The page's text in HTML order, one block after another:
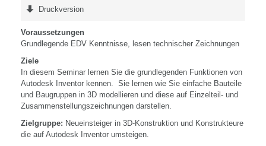
Druckversion
Voraussetzungen
Grundlegende EDV Kenntnisse, lesen technischer Zeichnungen
Ziele
In diesem Seminar lernen Sie die grundlegenden Funktionen von
Autodesk Inventor kennen. Sie lernen wie Sie einfache Bauteile
und Baugruppen in 3D modellieren und diese auf Einzelteil- und
Zusammenstellungszeichnungen darstellen.
Zielgruppe: Neueinsteiger in 3D-Konstruktion und Konstrukteure
die auf Autodesk Inventor umsteigen.